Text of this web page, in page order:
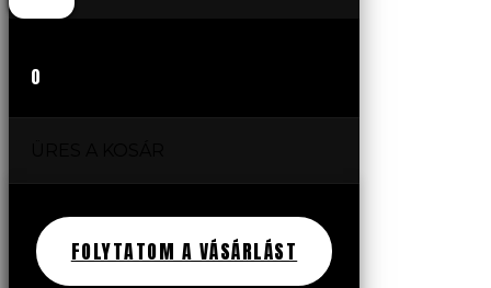
0
FOLYTATOM A VÁSÁRLÁST